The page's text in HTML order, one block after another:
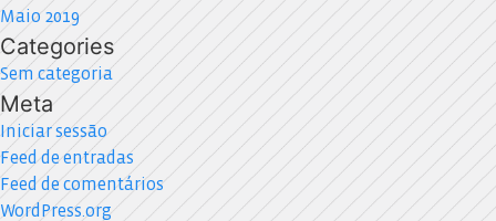
Maio 2019
Categories
Sem categoria
Meta
Iniciar sessão
Feed de entradas
Feed de comentários
WordPress.org